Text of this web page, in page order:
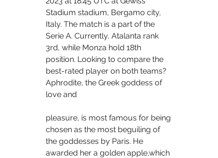
Stadium stadium, Bergamo city,
Italy. The match is a part of the
Serie A. Currently, Atalanta rank
3rd, while Monza hold 18th
position. Looking to compare the
best-rated player on both teams?
Aphrodite, the Greek goddess of
love and
pleasure, is most famous for being
chosen as the most beguiling of
the goddesses by Paris. He
awarded her a golden apple,which